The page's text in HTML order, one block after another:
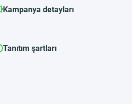
Kampanya detayları
Tanıtım şartları